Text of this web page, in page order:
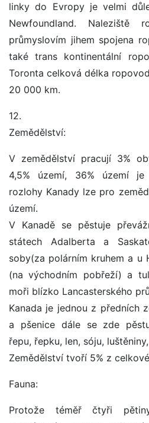
linky do Evropy je velmi
Newfoundland.
průmyslovím jihem spojena
také trans kontinentální
Toronta celková délka
20 000 km.
12.
Zemědělství:
V zemědělství pracují 3%
4,5% území, 36% území
rozlohy Kanady lze pro
území.
V Kanadě se pěstuje
státech Adalberta a
soby(za polárním kruhem a u
(na východním pobřeží) a
moři blízko Lancasterského
Kanada je jednou z předních
a pšenice dále se zde
řepu, řepku, len, sóju,
Zemědělství tvoří 5% z
Fauna:
Protože téměř čtyři